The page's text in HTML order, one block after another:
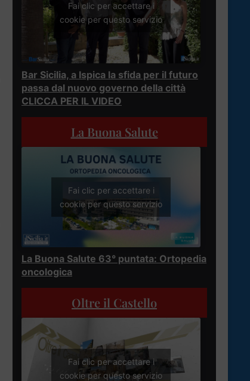
Fai clic per accettare i
cookie per questo servizio
Bar Sicilia, a Ispica la sfida per il futuro
passa dal nuovo governo della città
CLICCA PER IL VIDEO
La Buona Salute
Fai clic per accettare i
cookie per questo servizio
La Buona Salute 63° puntata: Ortopedia
oncologica
Oltre il Castello
Fai clic per accettare i
cookie per questo servizio